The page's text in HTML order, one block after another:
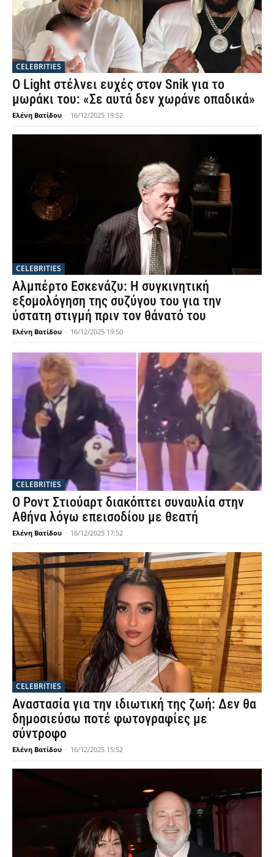
CELEBRITIES
Ο Light στέλνει ευχές στον Snik για το
μωράκι του: «Σε αυτά δεν χωράνε οπαδικά»
Ελένη Βατίδου - 16/12/2025 19:52
CELEBRITIES
Αλμπέρτο Εσκενάζυ: Η συγκινητική
εξομολόγηση της συζύγου του για την
ύστατη στιγμή πριν τον θάνατό του
Ελένη Βατίδου - 16/12/2025 19:50
CELEBRITIES
Ο Ροντ Στιούαρτ διακόπτει συναυλία στην
Αθήνα λόγω επεισοδίου με θεατή
Ελένη Βατίδου - 16/12/2025 17:52
CELEBRITIES
Αναστασία για την ιδιωτική της ζωή: Δεν θα
δημοσιεύσω ποτέ φωτογραφίες με
σύντροφο
Ελένη Βατίδου - 16/12/2025 15:52